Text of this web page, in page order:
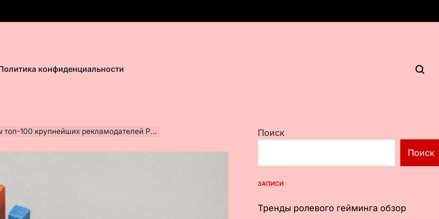
конфиденциальности
рекламодателей РФ практически перестали расти
Поиск
Поиск
ЗАПИСИ
Тренды ролевого гейминга обзор